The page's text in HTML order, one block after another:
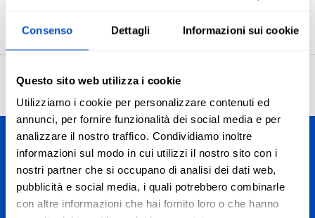
Consenso Dettagli Informazioni sui cookie
Questo sito web utilizza i cookie
Utilizziamo i cookie per personalizzare contenuti ed
annunci, per fornire funzionalità dei social media e per
analizzare il nostro traffico. Condividiamo inoltre
informazioni sul modo in cui utilizzi il nostro sito con i
nostri partner che si occupano di analisi dei dati web,
pubblicità e social media, i quali potrebbero combinarle
con altre informazioni che hai fornito loro o che hanno
Ritorna
4,7 27.947 recensioni
Personalizza le tue creazioni
Spediamo in tutta Italia, da Bolzano ad Agrigento, dalle Alpi
all'Etna. E, ovviamente, spediamo anche in tutto il mondo.